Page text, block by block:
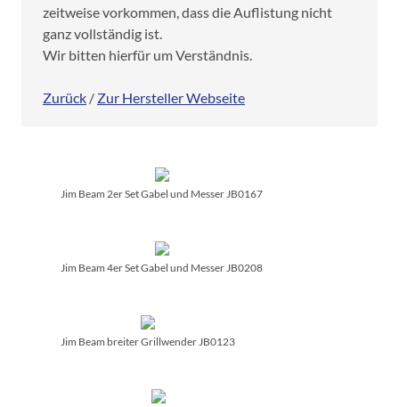
zeitweise vorkommen, dass die Auflistung nicht
ganz vollständig ist.
Wir bitten hierfür um Verständnis.
Zurück / Zur Hersteller Webseite
Jim Beam 2er Set Gabel und Messer JB0167
Jim Beam 4er Set Gabel und Messer JB0208
Jim Beam breiter Grillwender JB0123